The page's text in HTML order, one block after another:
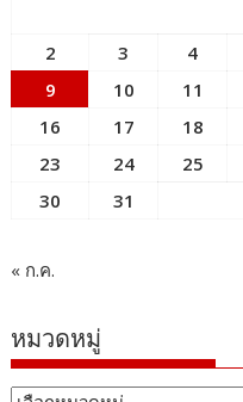
2
3 4
9
10 11
16
17 18
23
24 25
30
31
« ก.ค.
หมวดหมู่